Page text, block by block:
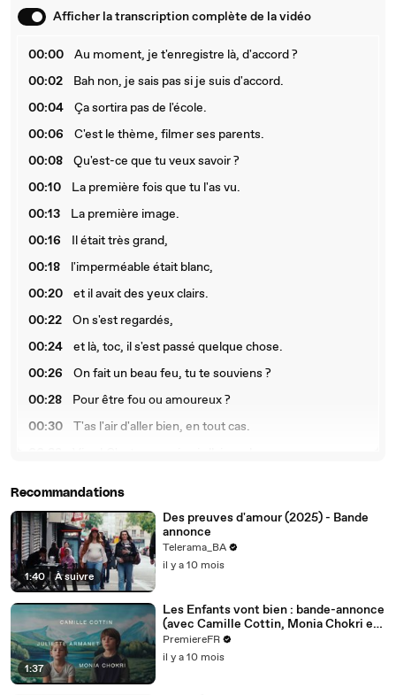
Afficher la transcription complète de la vidéo
00:00
Au moment, je t'enregistre là, d'accord ?
00:02
Bah non, je sais pas si je suis d'accord.
00:04
Ça sortira pas de l'école.
00:06
C'est le thème, filmer ses parents.
00:08
Qu'est-ce que tu veux savoir ?
00:10
La première fois que tu l'as vu.
00:13
La première image.
00:16
Il était très grand,
00:18
l'imperméable était blanc,
00:20
et il avait des yeux clairs.
00:22
On s'est regardés,
00:24
et là, toc, il s'est passé quelque chose.
00:26
On fait un beau feu, tu te souviens ?
00:28
Pour être fou ou amoureux ?
00:30
T'as l'air d'aller bien, en tout cas.
00:40
Et tu veux qu'on se remarie ?
00:44
Pardon ?
00:4
5
Non, non, te défile pas, c'est peut-être une bonne
idée.
00:4
7
Les mariages d'amour, on a déjà donné, c'est une
connerie.
00:49
Un mariage arrangé, c'est super.
Recommandations
1:40 | À suivre
Des preuves d'amour (2025) - Bande
annonce
Telerama_BA
il y a 10 mois
1:37
Les Enfants vont bien : bande-annonce
(avec Camille Cottin, Monia Chokri et
Juliette Armanet)
PremiereFR
il y a 10 mois